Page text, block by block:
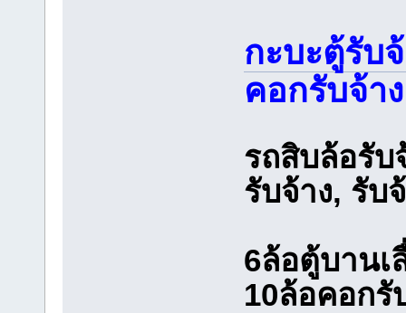
กะบะตู้รับ
คอกรับจ้าง
รถสิบล้อรับ
รับจ้าง, รับ
6ล้อตู้บานเ
10ล้อคอกรั